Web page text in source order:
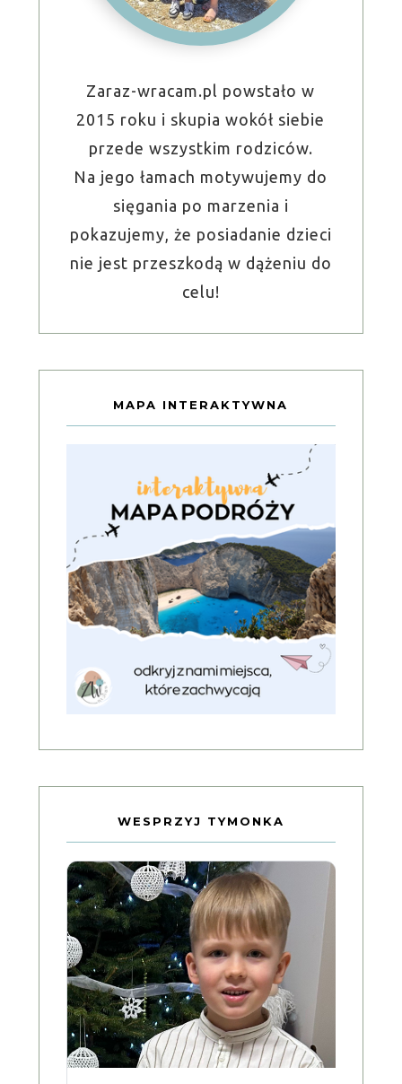
Zaraz-wracam.pl powstało w
2015 roku i skupia wokół siebie
przede wszystkim rodziców.
Na jego łamach motywujemy do
sięgania po marzenia i
pokazujemy, że posiadanie dzieci
nie jest przeszkodą w dążeniu do
celu!
MAPA INTERAKTYWNA
WESPRZYJ TYMONKA